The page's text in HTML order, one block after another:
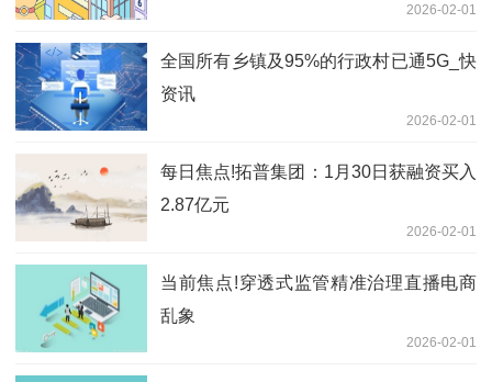
2026-02-01
全国所有乡镇及95%的行政村已通5G_快
资讯
2026-02-01
每日焦点!拓普集团：1月30日获融资买入
2.87亿元
2026-02-01
当前焦点!穿透式监管精准治理直播电商
乱象
2026-02-01